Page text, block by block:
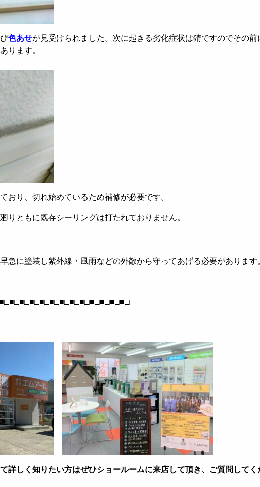
色あせが見受けられました。次に起きる劣化症状は錆ですのでその前
ります。
おり、切れ始めているため補修が必要です。
りともに既存シーリングは打たれておりません。
急に塗装し紫外線・風雨などの外敵から守ってあげる必要があります
詳しく知りたい方はぜひショールームに来店して頂き、ご質問してく